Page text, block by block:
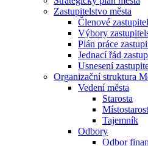
Zastupitelstvo města
Členové
Výbory
Plán práce
Jednací řád
Usnesení
Organizační struktura
Vedení města
Starosta
Tajemník
Odbory
Odbor